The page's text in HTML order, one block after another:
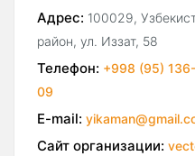
Адрес: 100029,
район, ул. Иззат, 58
Телефон: +998 (95)
09
E-mail:
Сайт организации: